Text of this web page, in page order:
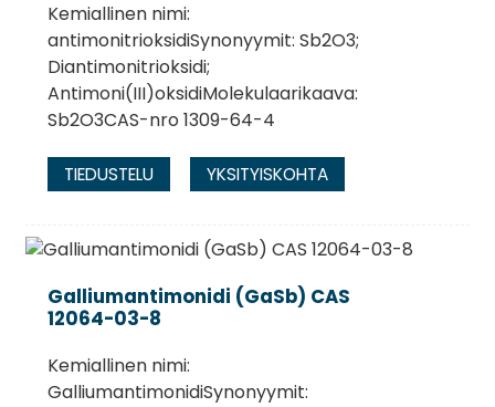
Kemiallinen nimi:
antimonitrioksidiSynonyymit: Sb2O3;
Diantimonitrioksidi;
Antimoni(III)oksidiMolekulaarikaava:
Sb2O3CAS-nro 1309-64-4
TIEDUSTELU YKSITYISKOHTA
Galliumantimonidi (GaSb) CAS
12064-03-8
Kemiallinen nimi:
GalliumantimonidiSynonyymit: